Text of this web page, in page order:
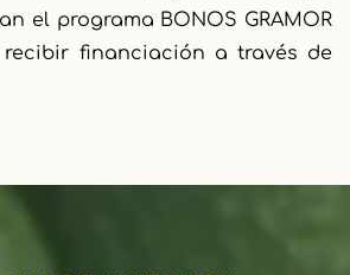
el programa BONOS GRAMOR
financiación a través de